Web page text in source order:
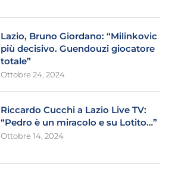
Lazio, Bruno Giordano: “Milinkovic
più decisivo. Guendouzi giocatore
totale”
Ottobre 24, 2024
Riccardo Cucchi a Lazio Live TV:
“Pedro è un miracolo e su Lotito…”
Ottobre 14, 2024